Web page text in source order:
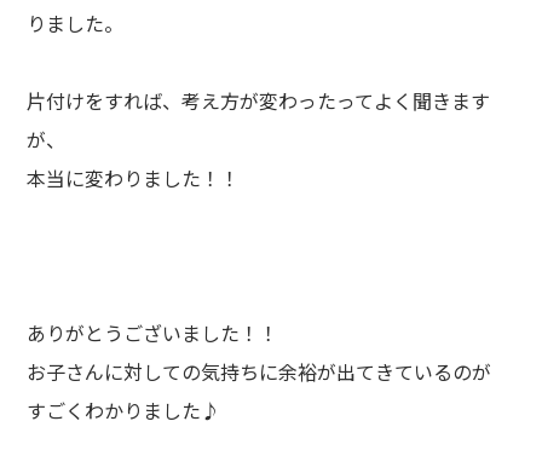
りました。
片付けをすれば、考え方が変わったってよく聞きます
が、
本当に変わりました！！
ありがとうございました！！
お子さんに対しての気持ちに余裕が出てきているのが
すごくわかりました♪